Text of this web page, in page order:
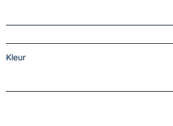
Kleur